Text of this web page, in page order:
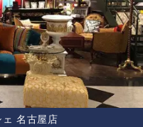
ェ 名古屋店